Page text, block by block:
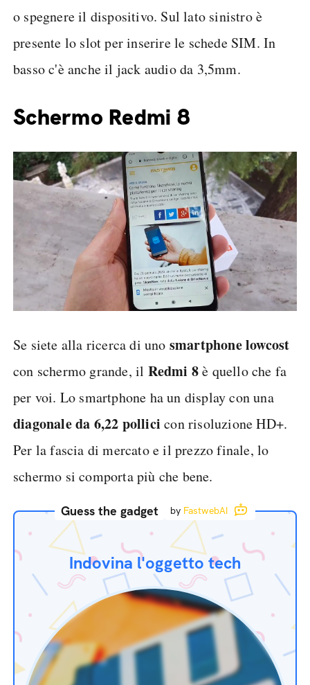
o spegnere il dispositivo. Sul lato sinistro è
presente lo slot per inserire le schede SIM. In
basso c'è anche il jack audio da 3,5mm.
Schermo Redmi 8
Se siete alla ricerca di uno smartphone lowcost
con schermo grande, il Redmi 8è quello che fa
per voi. Lo smartphone ha un display con una
diagonale da 6,22 pollici con risoluzione HD+.
Per la fascia di mercato e il prezzo finale, lo
schermo si comporta più che bene.
Guess the gadget by FastwebAI
Indovina l'oggetto tech